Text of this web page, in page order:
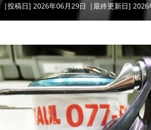
［投稿日] 2026年06月29日［最終更新日] 2026